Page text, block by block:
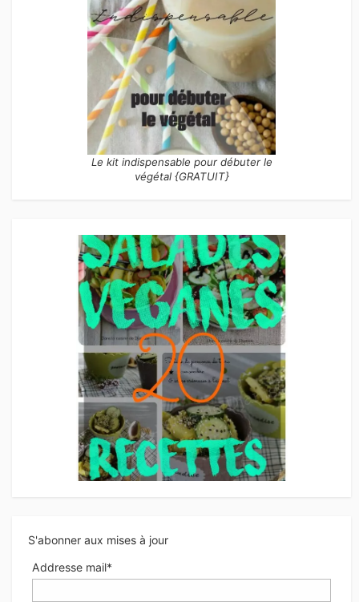
Le kit indispensable pour débuter le
végétal {GRATUIT}
S'abonner aux mises à jour
Addresse mail*